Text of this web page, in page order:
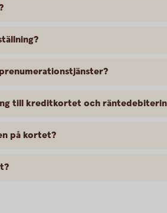
till kreditkortet och
på kortet?